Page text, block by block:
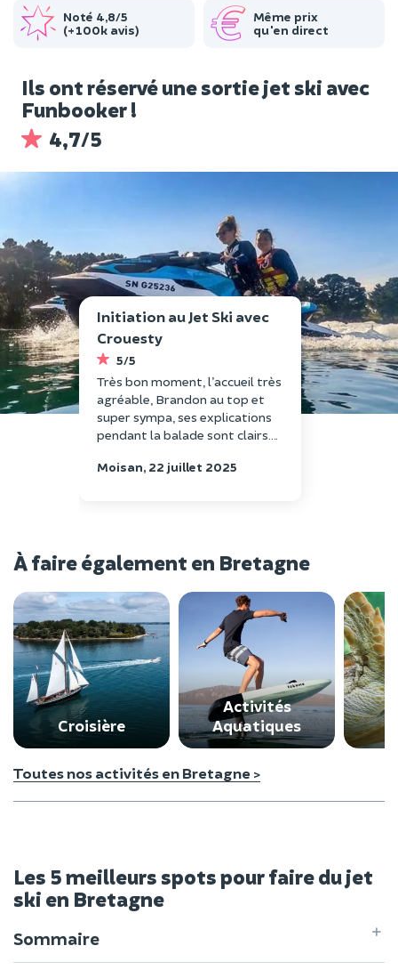
Noté 4,8/5
(+100k avis)
Même prix
qu'en direct
Ils ont réservé une sortie jet ski avec
Funbooker !
4,7/5
Initiation au Jet Ski avec
Crouesty
5/5
Très bon moment, l’accueil très
agréable, Brandon au top et
super sympa, ses explications
pendant la balade sont clairs.
recommande vivement Espace
Moisan, 22 juillet 2025
À faire également en Bretagne
Croisière
Activités
Aquatiques
Toutes nos activités en Bretagne >
Les 5 meilleurs spots pour faire du jet
ski en Bretagne
Sommaire